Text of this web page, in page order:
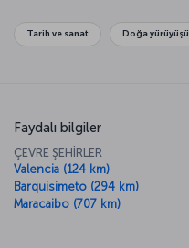
Tarih ve sanat Doğa yürüyüşü
Faydalı bilgiler
ÇEVRE ŞEHİRLER
Valencia (124 km)
Barquisimeto (294 km)
Maracaibo (707 km)